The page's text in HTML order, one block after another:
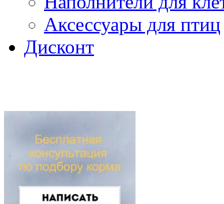
Аксессуары для птиц
Дисконт